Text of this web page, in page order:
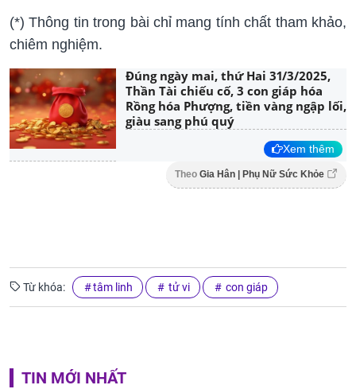
(*) Thông tin trong bài chỉ mang tính chất tham khảo,
chiêm nghiệm.
Đúng ngày mai, thứ Hai 31/3/2025,
Thần Tài chiếu cố, 3 con giáp hóa
Rồng hóa Phượng, tiền vàng ngập lối,
giàu sang phú quý
Xem thêm
Theo Gia Hân | Phụ Nữ Sức Khỏe
Từ khóa: tâm linh tử vi con giáp
TIN MỚI NHẤT